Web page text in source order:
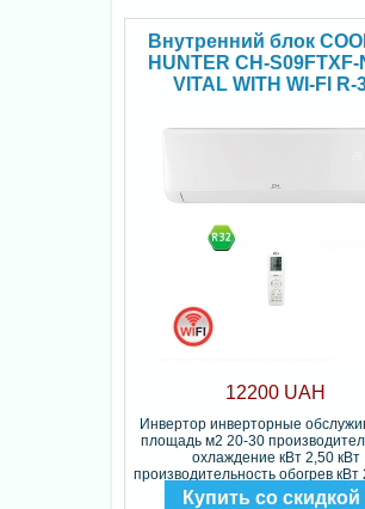
Внутренний блок
HUNTER CH-S09FTXF-
VITAL WITH WI-FI R-
12200 UAH
Инвертор инверторные
площадь м2 20-30
охлаждение кВт 2,50 кВт
производительность обогрев кВт
Фреон R-32
Купить со скидкой